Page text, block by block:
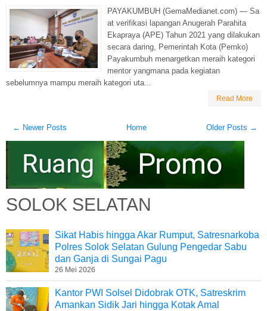
PAYAKUMBUH (GemaMedianet.com) — Sa
at verifikasi lapangan Anugerah Parahita
Ekapraya (APE) Tahun 2021 yang dilakukan
secara daring, Pemerintah Kota (Pemko)
Payakumbuh menargetkan meraih kategori
mentor yangmana pada kegiatan
sebelumnya mampu meraih kategori uta...
Read More
← Newer Posts Older Posts →
Home
SOLOK SELATAN
Sikat Habis hingga Akar Rumput, Satresnarkoba
Polres Solok Selatan Gulung Pengedar Sabu
dan Ganja di Sungai Pagu
26 Mei 2026
Kantor PWI Solsel Didobrak OTK, Satreskrim
Amankan Sidik Jari hingga Kotak Amal